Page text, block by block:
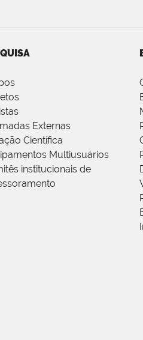
Externas
Científica
Multiusuários
institucionais de